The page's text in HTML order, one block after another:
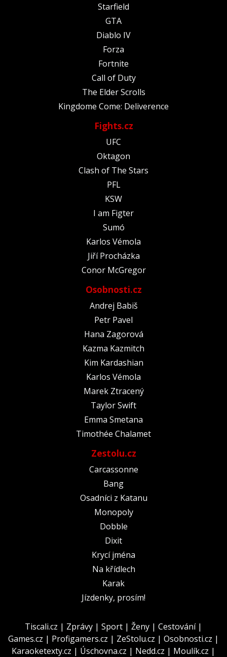
Starfield
GTA
Diablo IV
Forza
Fortnite
Call of Duty
The Elder Scrolls
Kingdome Come: Deliverence
Fights.cz
UFC
Oktagon
Clash of The Stars
PFL
KSW
I am Figter
Sumó
Karlos Vémola
Jiří Procházka
Conor McGregor
Osobnosti.cz
Andrej Babiš
Petr Pavel
Hana Zagorová
Kazma Kazmitch
Kim Kardashian
Karlos Vémola
Marek Ztracený
Taylor Swift
Emma Smetana
Timothée Chalamet
Zestolu.cz
Carcassonne
Bang
Osadníci z Katanu
Monopoly
Dobble
Dixit
Krycí jména
Na křídlech
Karak
Jízdenky, prosím!
Tiscali.cz | Zprávy | Sport | Ženy | Cestování|
Games.cz | Profigamers.cz | ZeStolu.cz | Osobnosti.cz |
Karaoketexty.cz | Úschovna.cz | Nedd.cz | Moulík.cz |